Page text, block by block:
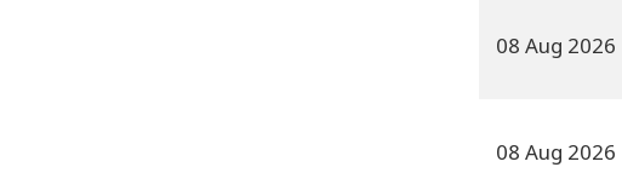
08 Aug 2026
08 Aug 2026